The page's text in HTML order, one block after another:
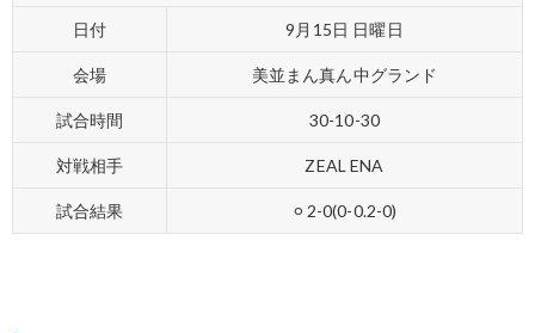
日付 9月15日 日曜日
会場 美並まん真ん中グランド
試合時間 30-10-30
対戦相手 ZEAL ENA
試合結果 ⚪︎2-0(0-0.2-0)